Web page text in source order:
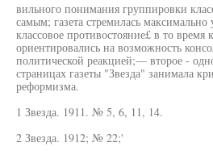
вильного понимания группировки
самым; газета стремилась
классовое противостояние£ в то
ориентировались на возможность
политической реакцией;— второе -
страницах газеты "Звезда" занимала
реформизма.
1 Звезда. 1911. № 5, 6, 11, 14.
2 Звезда. 1912; № 22;'